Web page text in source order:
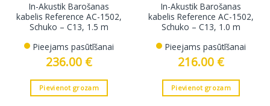
In-Akustik Barošanas
kabelis Reference AC-1502,
Schuko – C13, 1.5 m
Pieejams pasūtīšanai
236.00 €
Pievienot grozam
In-Akustik Barošanas
kabelis Reference AC-1502,
Schuko – C13, 1.0 m
Pieejams pasūtīšanai
216.00 €
Pievienot grozam